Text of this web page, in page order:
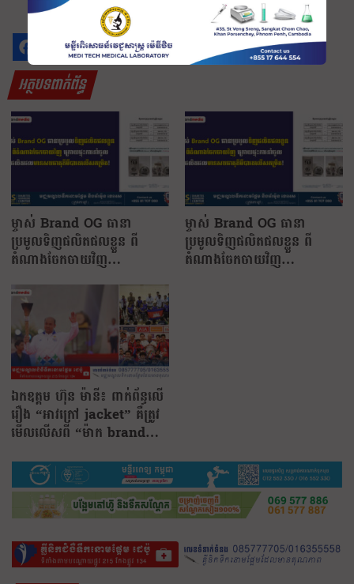
អត្ថបទពាក់ព័ន្ធ
ម្ចាស់ Brand OG ធានា
ប្រមូលទិញផលិតផលខ្លួន ពី
តំណាងចែកចាយវិញ…
ម្ចាស់ Brand OG ធានា
ប្រមូលទិញផលិតផលខ្លួន ពី
តំណាងចែកចាយវិញ…
ឯកឧត្តម ហ៊ុន ម៉ានី៖ ពាក់ព័ន្ធលើ
រឿង “អាវក្រៅ jacket” គឺត្រូវ
មើលលើសពី “ម៉ាក brand